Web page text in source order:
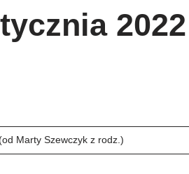
2022
Marty Szewczyk z rodz.)